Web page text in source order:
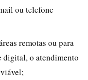
ou telefone
remotas ou para
digital, o atendimento